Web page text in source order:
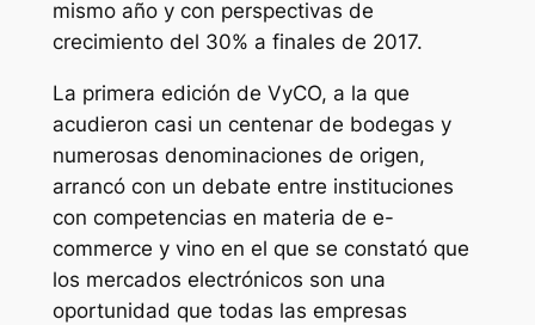
mismo año y con perspectivas de
crecimiento del 30% a finales de 2017.
La primera edición de VyCO, a la que
acudieron casi un centenar de bodegas y
numerosas denominaciones de origen,
arrancó con un debate entre instituciones
con competencias en materia de e-
commerce y vino en el que se constató que
los mercados electrónicos son una
oportunidad que todas las empresas